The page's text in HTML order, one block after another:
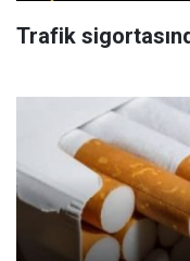
Trafik